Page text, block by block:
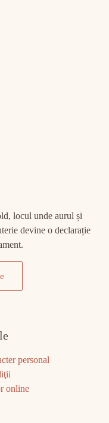
locul unde aurul și
devine o declarație
personal
online